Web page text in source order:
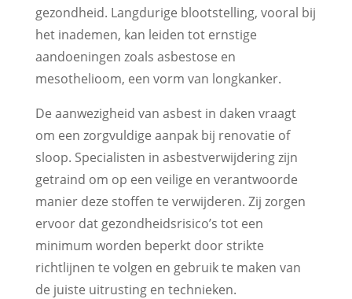
gezondheid. Langdurige blootstelling, vooral bij
het inademen, kan leiden tot ernstige
aandoeningen zoals asbestose en
mesothelioom, een vorm van longkanker.
De aanwezigheid van asbest in daken vraagt
om een zorgvuldige aanpak bij renovatie of
sloop. Specialisten in asbestverwijdering zijn
getraind om op een veilige en verantwoorde
manier deze stoffen te verwijderen. Zij zorgen
ervoor dat gezondheidsrisico’s tot een
minimum worden beperkt door strikte
richtlijnen te volgen en gebruik te maken van
de juiste uitrusting en technieken.